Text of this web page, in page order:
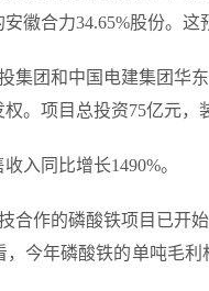
徽合力34.65%股份。这
集团和中国电建集团华
。项目总投资75亿元，
入同比增长1490%。
合作的磷酸铁项目已开
今年磷酸铁的单吨毛